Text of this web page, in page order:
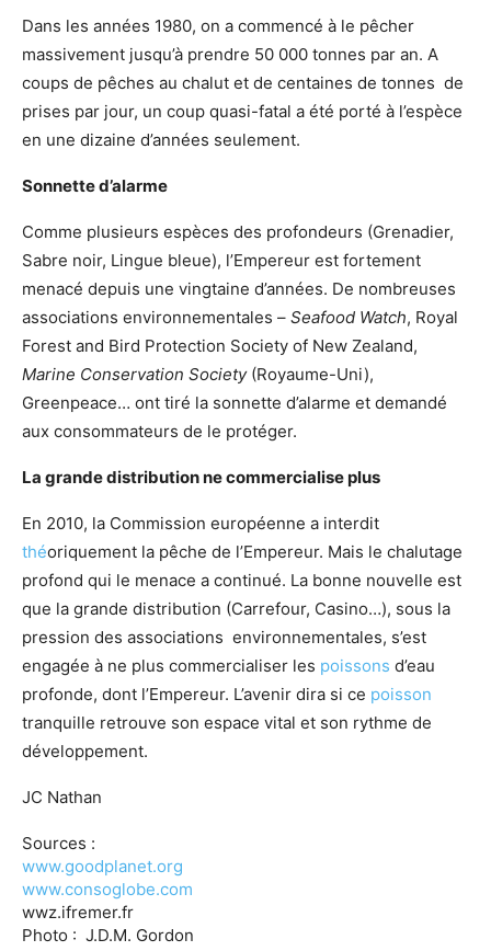
Dans les années 1980, on a commencé à le pêcher
massivement jusqu’à prendre 50 000 tonnes par an. A
coups de pêches au chalut et de centaines de tonnes de
prises par jour, un coup quasi-fatal a été porté à l’espèce
en une dizaine d’années seulement.
Sonnette d’alarme
Comme plusieurs espèces des profondeurs (Grenadier,
Sabre noir, Lingue bleue), l’Empereur est fortement
menacé depuis une vingtaine d’années. De nombreuses
associations environnementales – Seafood Watch, Royal
Forest and Bird Protection Society of New Zealand,
Marine Conservation Society(Royaume-Uni),
Greenpeace… ont tiré la sonnette d’alarme et demandé
aux consommateurs de le protéger.
La grande distribution ne commercialise plus
En 2010, la Commission européenne a interdit
théoriquement la pêche de l’Empereur. Mais le chalutage
profond qui le menace a continué. La bonne nouvelle est
que la grande distribution (Carrefour, Casino…), sous la
pression des associations environnementales, s’est
engagée à ne plus commercialiser les poissons d’eau
profonde, dont l’Empereur. L’avenir dira si ce poisson
tranquille retrouve son espace vital et son rythme de
développement.
JC Nathan
Sources :
www.goodplanet.org
www.consoglobe.com
wwz.ifremer.fr
Photo : J.D.M. Gordon